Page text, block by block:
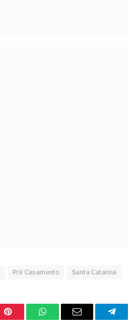
Pré Casamento Santa Catarina
Pinterest WhatsAppEmail